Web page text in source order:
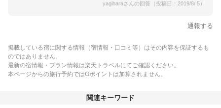
yagiharaさんの回答（投稿日：2019/8/ 5）
通報する
掲載している宿に関する情報（宿情報・口コミ等）はその内容を保証するも
のではありません。
最新の宿情報・プラン情報は楽天トラベルにてご確認ください。
本ページからの旅行予約ではGポイントは加算されません。
関連キーワード